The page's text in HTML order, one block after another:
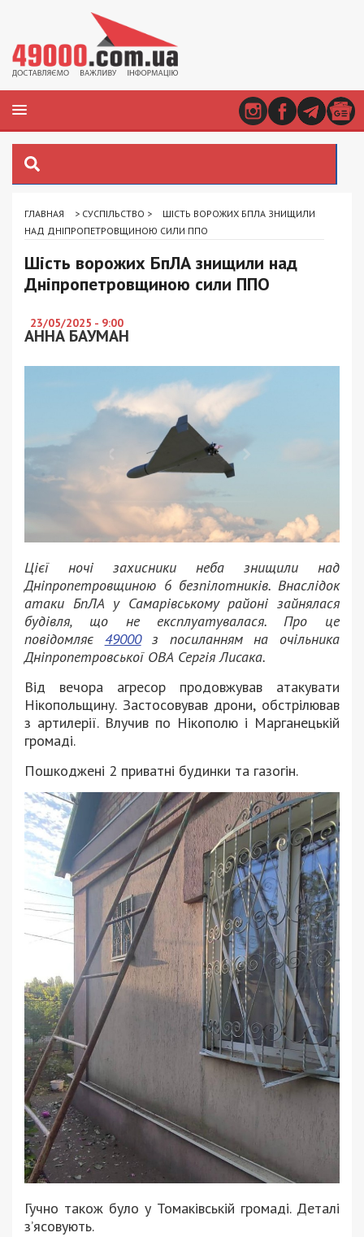
ГЛАВНАЯ > СУСПІЛЬСТВО >
ШІСТЬ ВОРОЖИХ БПЛА ЗНИЩИЛИ
НАД ДНІПРОПЕТРОВЩИНОЮ СИЛИ ППО
Шість ворожих БпЛА знищили над
Дніпропетровщиною сили ППО
23/05/2025 - 9:00
АННА БАУМАН
Цієї ночі захисники неба знищили над
Дніпропетровщиною 6 безпілотників. Внаслідок
атаки БпЛА у Самарівському районі зайнялася
будівля, що не експлуатувалася. Про це
повідомляє 49000з посиланням на очільника
Дніпропетровської ОВА Сергія Лисака.
Від вечора агресор продовжував атакувати
Нікопольщину. Застосовував дрони, обстрілював
з артилерії. Влучив по Нікополю і Марганецькій
громаді.
Пошкоджені 2 приватні будинки та газогін.
Гучно також було у Томаківській громаді. Деталі
з’ясовують.